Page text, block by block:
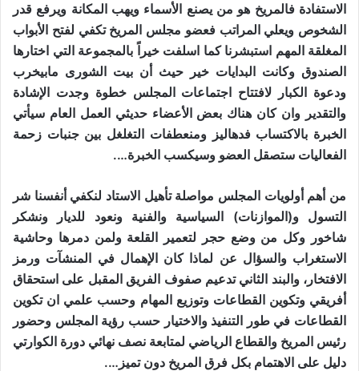
الاستفادة فالمريخ هو من يصنع الأسماء ويهب المكانة ويرفع قدر
الشخوص ويعلي المراتب فعضو مجلس المريخ تكفي لفتح الأبواب
المغلقة المهم استبشرنا كما اسلفت خيراً بالمجموعة التي اختارها
الصندوق وكانت البدايات خير حيث أن بيت الشورى مابيخرب
ودعوة الكبار لافتتاح اجتماعات المجلس خطوة وجدت الإشادة
والتقدير وان كان هناك بعض الأعضاء حديثي العمل العام سيأتي
الخبرة بالاكتساب فدهاليز ومنعطفات التغلغل بين جنبات زحمة
الفعاليات ستصقل العضو وسيكسب الخبرة….
من أهم أولويات المجلس مواصلة تأهيل الاستاد لنكفي أنفسنا شر
التسول و(الموازنات) السياسية والفنية ونعود للديار ونشكر
شاخور وكل من وضع حجر لتعمير القلعة ولمن دمرها وحاشية
الاستغراب والسؤال عن لماذا كان الإهمال في المنشآت ورمز
الافتخار، والبند الثاني تدعيم صفوف الفريق المقبل على استحقاق
أفريقي وتكوين القطاعات وتوزيع المهام وحسب علمي ان تكوين
القطاعات في طور التنفيذ والاختيار حسب رؤية المجلس وحضور
رئيس المريخ والقطاع الرياضي لمتابعة نصف نهائي دورة الكوارتي
دليل على الاهتمام بكل فرق المريخ دون تميز….